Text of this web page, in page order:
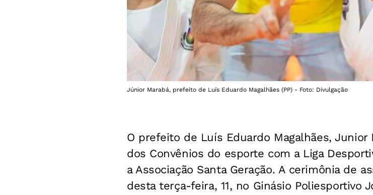
Júnior Marabá, prefeito de Luís Eduardo Magalhães (PP) - Foto: Divulgação
O prefeito de Luís Eduardo Magalhães, Junior
dos Convênios do esporte com a Liga
a Associação Santa Geração. A cerimônia de
desta terça-feira, 11, no Ginásio Poliesportivo